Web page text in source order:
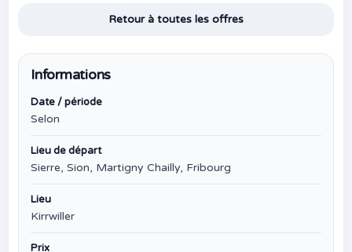
Retour à toutes les offres
Informations
Date / période
Selon
Lieu de départ
Sierre, Sion, Martigny Chailly, Fribourg
Lieu
Kirrwiller
Prix